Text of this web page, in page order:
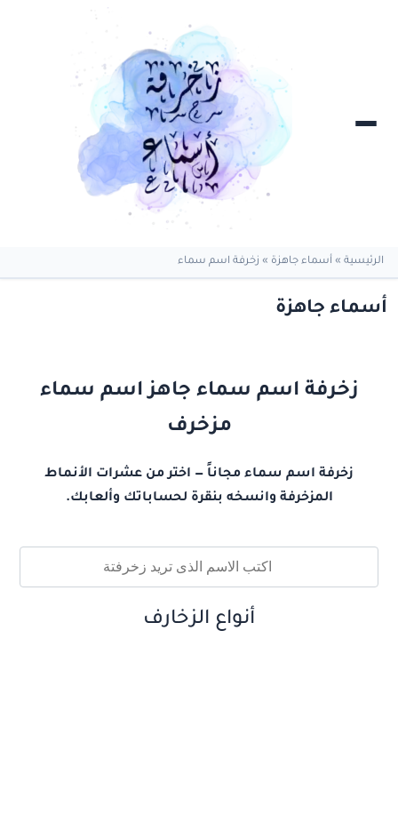
الرئيسية » أسماء جاهزة » زخرفة اسم سماء
أسماء جاهزة
زخرفة اسم سماء جاهز اسم سماء
مزخرف
زخرفة اسم سماء مجاناً — اختر من عشرات الأنماط
المزخرفة وانسخه بنقرة لحساباتك وألعابك.
أنواع الزخارف